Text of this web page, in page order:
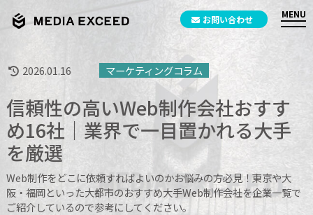
お問い合わせ
2026.01.16 マーケティングコラム
信頼性の高いWeb制作会社おすす
め16社｜業界で一目置かれる大手
を厳選
Web制作をどこに依頼すればよいのかお悩みの方必見！東京や大
阪・福岡といった大都市のおすすめ大手Web制作会社を企業一覧で
ご紹介しているので参考にしてください。